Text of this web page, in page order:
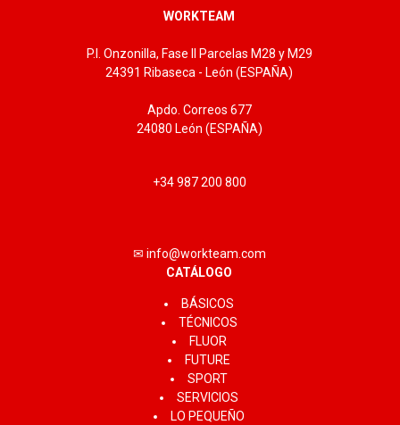
WORKTEAM
P.I. Onzonilla, Fase II Parcelas M28 y M29
24391 Ribaseca - León (ESPAÑA)
Apdo. Correos 677
24080 León (ESPAÑA)
+34 987 200 800
✉ info@workteam.com
CATÁLOGO
BÁSICOS
TÉCNICOS
FLUOR
FUTURE
SPORT
SERVICIOS
LO PEQUEÑO